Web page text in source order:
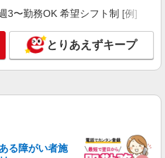
問◎未経験から安定した業界へ
〜2062円 ＜日払い有/週払い有/交
リン代含む)＞
社不要♪
詳細を見る
〜勤務OK 希望シフト制 [例] ・
とりあえずキープ
る障がい者施